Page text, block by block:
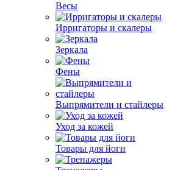
Весы
Ирригаторы и скалеры
Зеркала
Фены
Выпрямители и стайлеры
Уход за кожей
Товары для йоги